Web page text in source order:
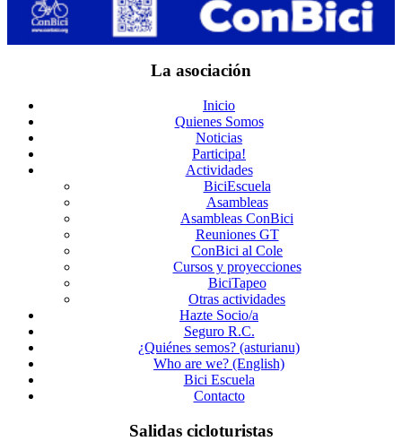
La asociación
Inicio
Quienes Somos
Noticias
Participa!
Actividades
BiciEscuela
Asambleas
Asambleas ConBici
Reuniones GT
ConBici al Cole
Cursos y proyecciones
BiciTapeo
Otras actividades
Hazte Socio/a
Seguro R.C.
¿Quiénes semos? (asturianu)
Who are we? (English)
Bici Escuela
Contacto
Salidas cicloturistas